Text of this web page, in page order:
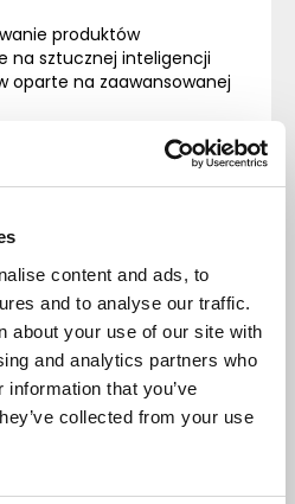
content and ads, to
and to analyse our traffic.
about your use of our site with
and analytics partners who
that you’ve
collected from your use
produktów
na sztucznej inteligencji
oparte na zaawansowanej
dowolnego miejsca
MS POS Poland do
(Magento,
) pozwalają ograniczyć koszty
na połączenie e-
Microsoft Dynamics 365.
pomaga elastycznie
cyfrowej, biorąc pod